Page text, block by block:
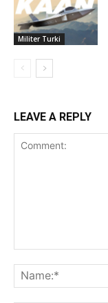
Militer Turki
LEAVE A REPLY